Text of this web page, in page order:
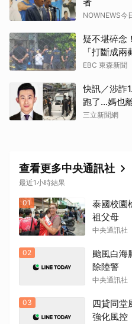
NOWNEWS今
疑不堪碎念
「打斷成兩
EBC 東森新聞
快訊／涉詐
跑了…媽也
三立新聞網
查看更多中央通訊社
最近1小時結果
01
泰國校
祖父母
中央通訊社
02
颱風白海
除陸警
中央通訊社
03
四貸同
強化風控